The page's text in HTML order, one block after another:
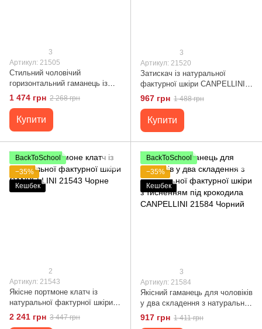
3
Артикул: 21505
Стильний чоловічий
горизонтальний гаманець із
натуральної гладкої шкіри
CANPELLINI 21505 Чорний
1 474 грн 2 268 грн
Купити
3
Артикул: 21520
Затискач із натуральної
фактурної шкіри CANPELLINI
21520 Чорний
967 грн 1 488 грн
Купити
BackToSchool
−35%
Кешбек
2
Артикул: 21543
Якісне портмоне клатч із
натуральної фактурної шкіри
CANPELLINI 21543 Чорне
2 241 грн 3 447 грн
BackToSchool
−35%
Кешбек
3
Артикул: 21584
Якісний гаманець для чоловіків
у два складення з натуральної
фактурної шкіри з тисненням
під крокодила CANPELLINI
917 грн 1 411 грн